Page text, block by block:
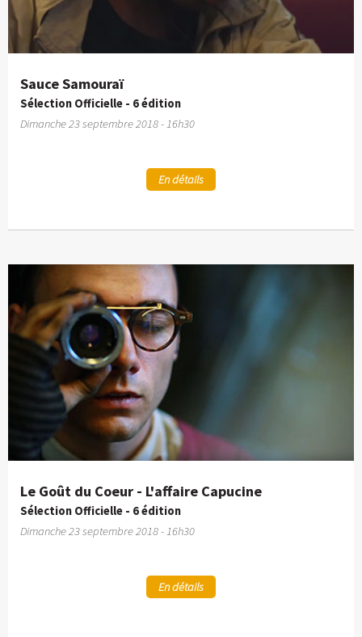
Sauce Samouraï
Sélection Officielle - 6 édition
Dimanche 23 septembre 2018 - 16h30
En détails
Le Goût du Coeur - L'affaire Capucine
Sélection Officielle - 6 édition
Dimanche 23 septembre 2018 - 16h30
En détails